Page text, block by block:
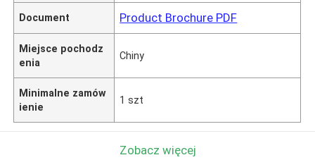
Document Product Brochure PDF
Miejsce pochodz
enia
Chiny
Minimalne zamów
ienie
1 szt
Zobacz więcej